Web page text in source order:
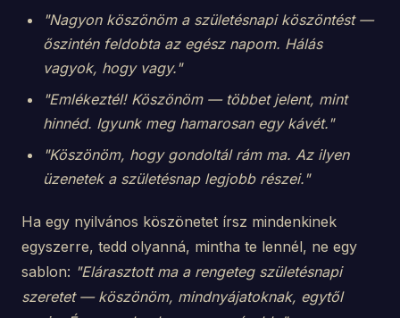
"Nagyon köszönöm a születésnapi köszöntést —
őszintén feldobta az egész napom. Hálás
vagyok, hogy vagy."
"Emlékeztél! Köszönöm — többet jelent, mint
hinnéd. Igyunk meg hamarosan egy kávét."
"Köszönöm, hogy gondoltál rám ma. Az ilyen
üzenetek a születésnap legjobb részei."
Ha egy nyilvános köszönetet írsz mindenkinek
egyszerre, tedd olyanná, mintha te lennél, ne egy
sablon: "Elárasztott ma a rengeteg születésnapi
szeretet — köszönöm, mindnyájatoknak, egytől